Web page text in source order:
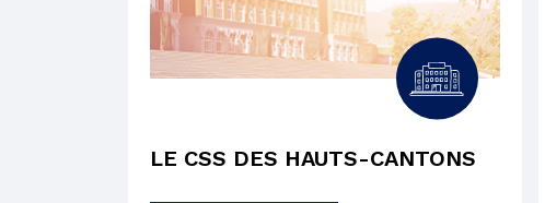
ACCÈS À L’ÉGALITÉ
LE CSS DES HAUTS-CANTONS